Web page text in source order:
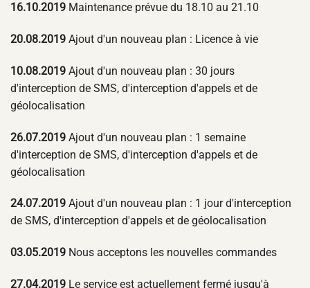
16.10.2019 Maintenance prévue du 18.10 au 21.10
20.08.2019 Ajout d'un nouveau plan : Licence à vie
10.08.2019 Ajout d'un nouveau plan : 30 jours
d'interception de SMS, d'interception d'appels et de
géolocalisation
26.07.2019 Ajout d'un nouveau plan : 1 semaine
d'interception de SMS, d'interception d'appels et de
géolocalisation
24.07.2019 Ajout d'un nouveau plan : 1 jour d'interception
de SMS, d'interception d'appels et de géolocalisation
03.05.2019 Nous acceptons les nouvelles commandes
27.04.2019 Le service est actuellement fermé jusqu'à